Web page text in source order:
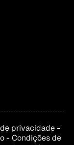
privacidade-
- Condições de